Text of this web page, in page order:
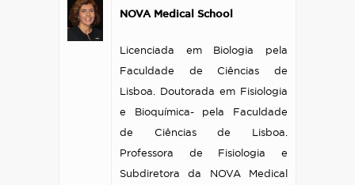
NOVA Medical School
Licenciada em Biologia pela
Faculdade de Ciências de
Lisboa. Doutorada em Fisiologia
e Bioquímica- pela Faculdade
de Ciências de Lisboa.
Professora de Fisiologia e
Subdiretora da NOVA Medical